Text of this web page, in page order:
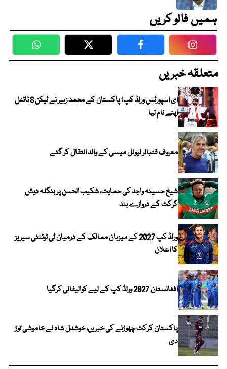
ہمیں فالو کریں
WhatsApp Twitter Facebook
متعلقہ خبریں
ای اسپورٹس ورلڈ کپ؛ پاکستان کے محمد زبیر نے ٹیکن 8 ٹائٹل
اپنے نام لیا
معروف فٹبالر لیونل میسی کے والد انتقال کر گئے
شیخ حسینہ واجد کی حمایت، شکیب الحسن پر بنگلہ دیش
کرکٹ کے دروازے بند
ورلڈ کپ 2027 کے میزبان ممالک کے درمیان ٹی ٹوئنٹی سیریز
کا اعلان
افغانستان 2027 ورلڈ کپ کے لیے کوالیفائی کرگیا
پاکستان کرکٹ چھوڑنے کی خبریں، خوشدل شاہ نے خاموشی توڑ
دی